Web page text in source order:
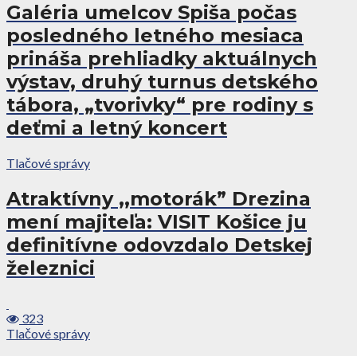
Galéria umelcov Spiša počas
posledného letného mesiaca
prináša prehliadky aktuálnych
výstav, druhý turnus detského
tábora, „tvorivky“ pre rodiny s
deťmi a letný koncert
Tlačové správy
Atraktívny ,,motorák” Drezina
mení majiteľa: VISIT Košice ju
definitívne odovzdalo Detskej
železnici
323
Tlačové správy